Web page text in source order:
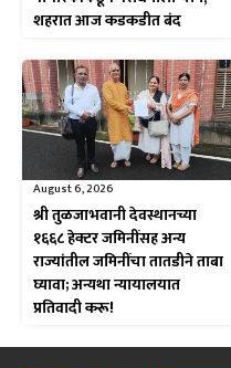
शहरात आज कडकडीत बंद
August 6, 2026
श्री तुळजाभवानी देवस्थानच्या
१६६८ हेक्टर जमिनींसह अन्य
राज्यांतील जमिनींचा तातडीने ताबा
घ्यावा; अन्यथा न्यायालयात
प्रतिवादी करू!